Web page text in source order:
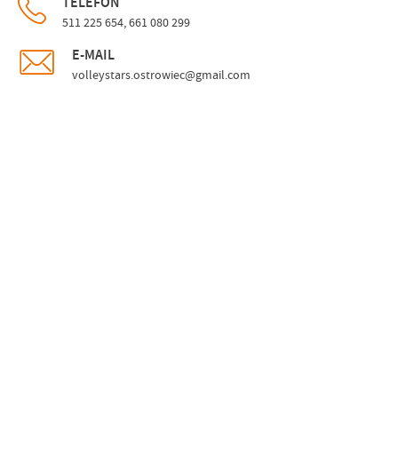
511 225 654, 661 080 299
E-MAIL
volleystars.ostrowiec@gmail.com